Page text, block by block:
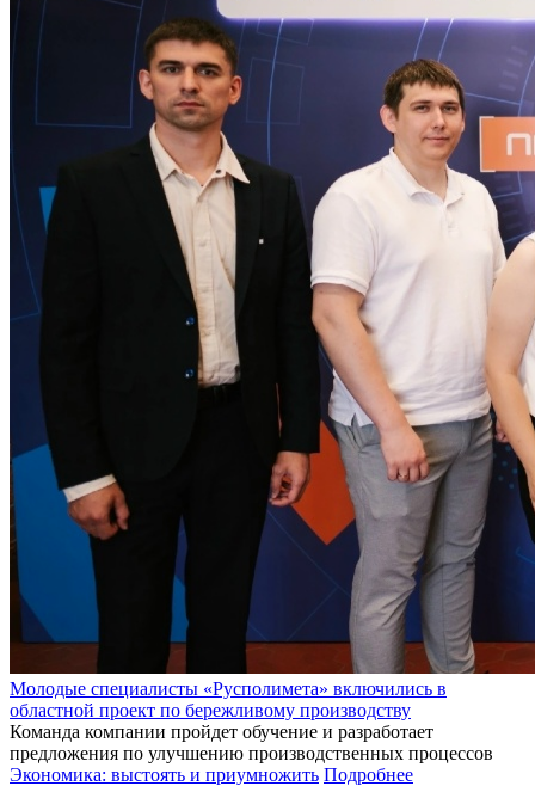
Молодые специалисты «Русполимета» включились в
областной проект по бережливому производству
Команда компании пройдет обучение и разработает
предложения по улучшению производственных процессов
Экономика: выстоять и приумножить Подробнее